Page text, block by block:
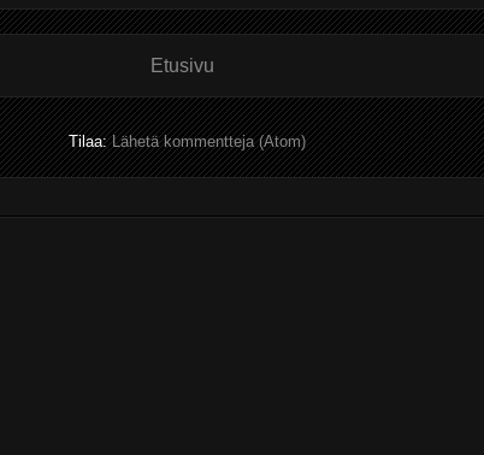
Etusivu
Tilaa:Lähetä kommentteja (Atom)